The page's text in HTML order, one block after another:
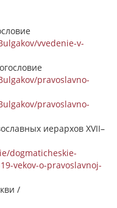
vvedenie-v-
pravoslavno-
pravoslavno-
иерархов XVII–
dogmaticheskie-
vekov-o-pravoslavnoj-
/